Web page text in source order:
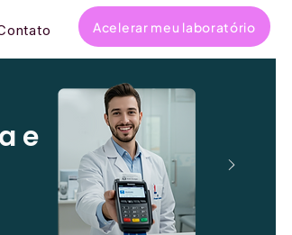
Acelerar meu laboratório
e